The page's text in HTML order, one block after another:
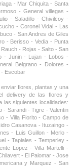
- Mar Chiquita - Santa
- General villegas -
- Saladillo - Chivilcoy -
- Coronel Vidal - Las
- San Andres de Giles
- Berisso - Vedia - Punta
- Rojas - Salto - San
- Junin - Lujan - Lobos -
Belgrano - Dolores -
- Escobar
flores, plantas y una
delivery de las flores y
las siguientes localidades:
- Sarandi - Tigre - Valentin
- Villa Fiorito - Campo de
Casanova - Ituzaingo -
- Luis Guillon - Merlo -
- Tapiales - Temperley -
Lopez - Villa Martelli -
- El Palomar - Jose
y Marquez - San